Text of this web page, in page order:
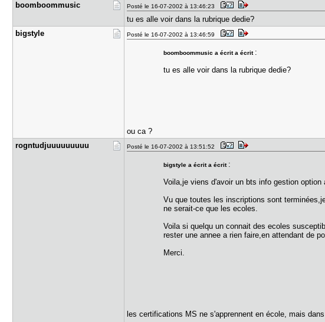
boomboommu​sic
Posté le 16-07-2002 à 13:46:23
tu es alle voir dans la rubrique dedie?
bigstyle
Posté le 16-07-2002 à 13:46:59
boomboommusic a écrit a écrit :
tu es alle voir dans la rubrique dedie?
ou ca ?
rogntudjuu​uuuuuuu
Posté le 16-07-2002 à 13:51:52
bigstyle a écrit a écrit :
Voila,je viens d'avoir un bts info gestion
Vu que toutes les inscriptions sont
ne serait-ce que les ecoles.
Voila si quelqu un connait des ecoles
rester une annee a rien faire,en attendant de
Merci.
les certifications MS ne s'apprennent en école, mais